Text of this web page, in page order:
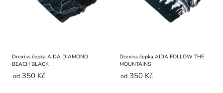
Drexiss čepka AIDA DIAMOND
BEACH BLACK
od 350 Kč
Drexiss čepka AIDA FOLLOW THE
MOUNTAINS
od 350 Kč